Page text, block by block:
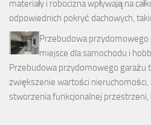
materiały i robocizna wpływają na
odpowiednich pokryć dachowych,
Przebudowa
miejsce dla samochodu i
Przebudowa przydomowego garażu
zwiększenie wartości nieruchomości,
stworzenia funkcjonalnej przestrzeni,